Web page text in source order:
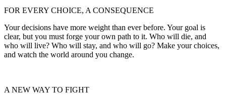
FOR EVERY CHOICE, A CONSEQUENCE
Your decisions have more weight than ever before. Your goal is
clear, but you must forge your own path to it. Who will die, and
who will live? Who will stay, and who will go? Make your choices,
and watch the world around you change.
A NEW WAY TO FIGHT